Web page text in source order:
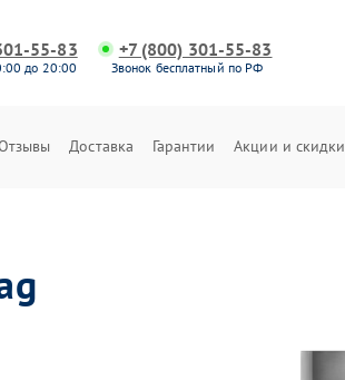
55-83
до 20:00
+7 (800) 301-55-83
Звонок бесплатный по РФ
Доставка Гарантии Акции и скидки